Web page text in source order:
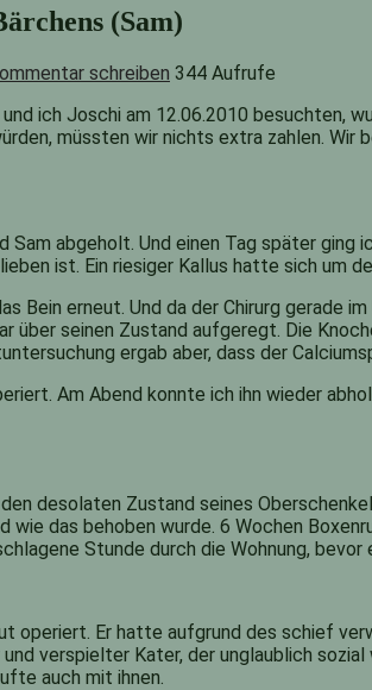
(Sam)
schreiben 344 Aufrufe
ich Joschi am 12.06.2010 besuchten,
müssten wir nichts extra zahlen.
Sam abgeholt. Und einen Tag später
ist. Ein riesiger Kallus hatte sich um
Bein erneut. Und da der Chirurg gerade
über seinen Zustand aufgeregt. Die
ergab aber, dass der
Am Abend konnte ich ihn wieder
desolaten Zustand seines
wie das behoben wurde. 6 Wochen
Stunde durch die Wohnung,
operiert. Er hatte aufgrund des schief
verspielter Kater, der unglaublich
auch mit ihnen.